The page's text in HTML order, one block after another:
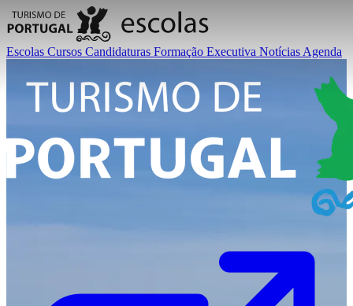
Escolas Cursos Candidaturas Formação Executiva Notícias Agenda